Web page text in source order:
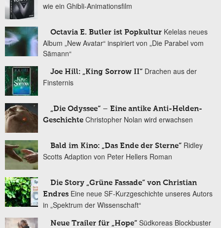
wie ein Ghibli-Animationsfilm
Octavia E. Butler ist Popkultur Kelelas neues
Album „New Avatar“ inspiriert von „Die Parabel vom
Sämann“
Joe Hill: „King Sorrow II“ Drachen aus der
Finsternis
„Die Odyssee“ – Eine antike Anti-Helden-
Geschichte Christopher Nolan wird erwachsen
Bald im Kino: „Das Ende der Sterne“ Ridley
Scotts Adaption von Peter Hellers Roman
Die Story „Grüne Fassade“ von Christian
Endres Eine neue SF-Kurzgeschichte unseres Autors
in „Spektrum der Wissenschaft“
Neue Trailer für „Hope“ Südkoreas Blockbuster